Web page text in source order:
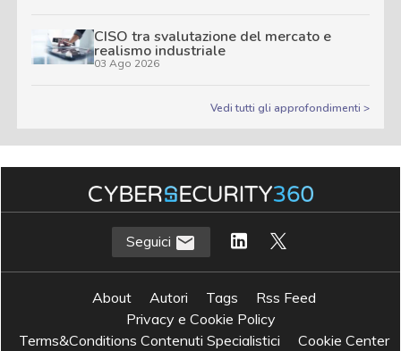
CISO tra svalutazione del mercato e
realismo industriale
03 Ago 2026
Vedi tutti gli approfondimenti >
Seguici
About Autori Tags
Rss Feed
Privacy e Cookie Policy
Terms&Conditions Contenuti Specialistici
Cookie Center